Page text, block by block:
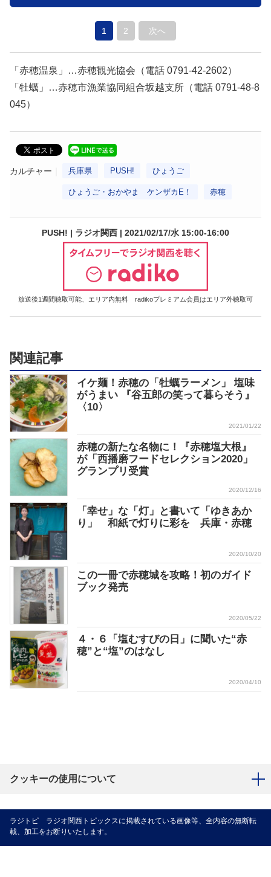
1 2 次へ
「赤穂温泉」…赤穂観光協会（電話 0791-42-2602）
「牡蠣」…赤穂市漁業協同組合坂越支所（電話 0791-48-8
045）
カルチャー 兵庫県 PUSH! ひょうご
ひょうご・おかやま ケンザカE！ 赤穂
PUSH! | ラジオ関西 | 2021/02/17/水 15:00-16:00
放送後1週間聴取可能、エリア内無料 radikoプレミアム会員はエリア外聴取可
関連記事
イケ麺！赤穂の「牡蠣ラーメン」 塩味
がうまい 『谷五郎の笑って暮らそう』
〈10〉
2021/01/22
赤穂の新たな名物に！『赤穂塩大根』
が「西播磨フードセレクション2020」
グランプリ受賞
2020/12/16
「幸せ」な「灯」と書いて「ゆきあか
り」 和紙で灯りに彩を 兵庫・赤穂
2020/10/20
この一冊で赤穂城を攻略！初のガイド
ブック発売
2020/05/22
４・６「塩むすびの日」に聞いた“赤
穂”と“塩”のはなし
2020/04/10
クッキーの使用について
ラジトピ ラジオ関西トピックスに掲載されている画像等、全内容の無断転
載、加工をお断りいたします。